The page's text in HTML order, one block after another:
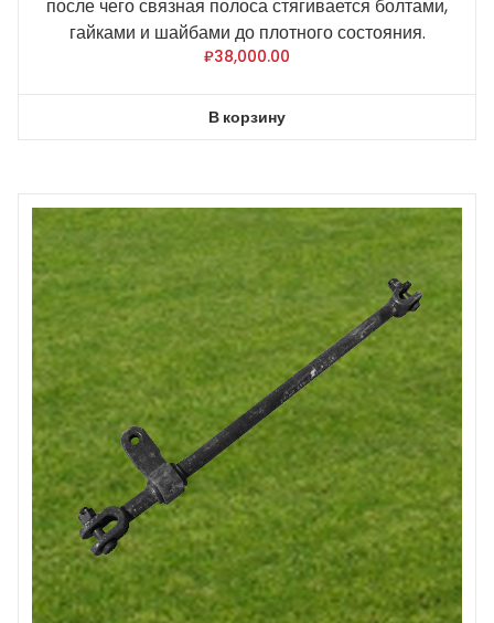
после чего связная полоса стягивается болтами,
гайками и шайбами до плотного состояния.
₽38,000.00
В корзину